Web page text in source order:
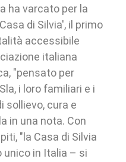
ha varcato per la
di Silvia', il primo
accessibile
italiana
"pensato per
i loro familiari e i
sollievo, cura e
in una nota. Con
"la Casa di Silvia
unico in Italia – si